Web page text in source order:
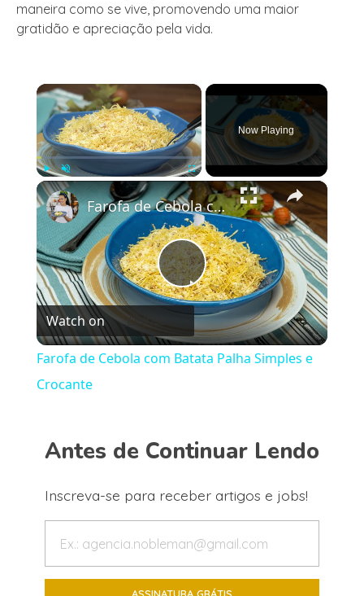
maneira como se vive, promovendo uma maior
gratidão e apreciação pela vida.
×
Play Unmute Fullscreen
Now Playing
×
Play
Video
Farofa de Cebola com Batata Palha Simples e Crocante
Watch on
Farofa de Cebola com Batata Palha Simples e
Crocante
Antes de Continuar Lendo
Inscreva-se para receber artigos e jobs!